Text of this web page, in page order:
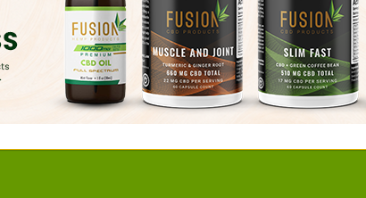
se tratase, The Bank BCN nace del cruce de caminos
de tres amigos y sus deseos por descubrir nuevos
sabores y olores, a partir de la mezcla de las cepas
cannábicas europeas y también algunas americanas.
Tras años de investigación y pruebas, The BankLeer
más [...]